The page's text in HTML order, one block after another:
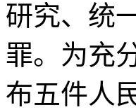
研究、统
罪。为充
布五件人